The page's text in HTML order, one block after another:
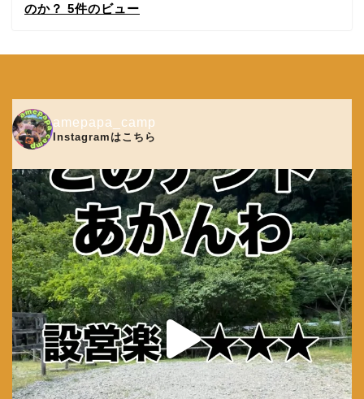
のか？ 5件のビュー
amepapa_camp
Instagramはこちら